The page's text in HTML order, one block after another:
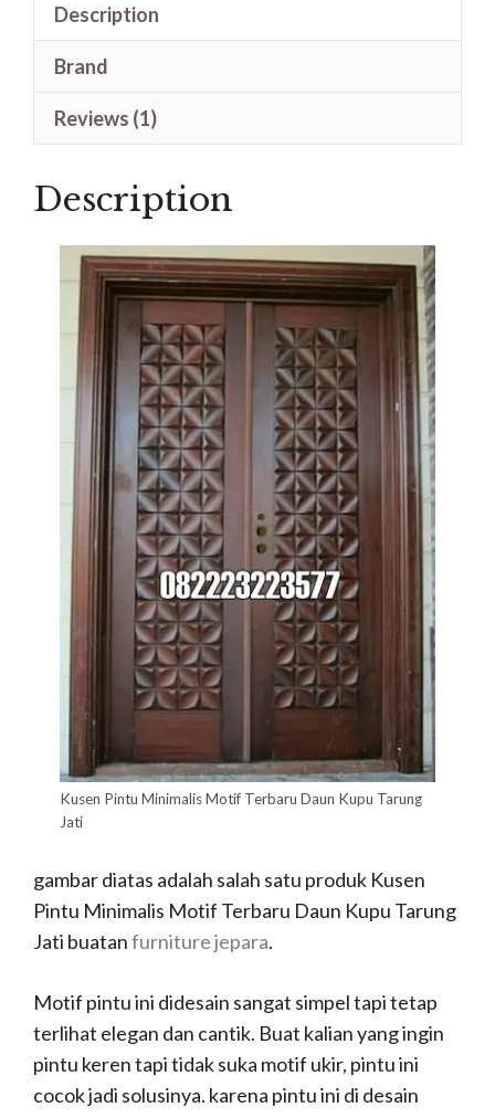
Jati
Description
Brand
Reviews (1)
Description
Kusen Pintu Minimalis Motif Terbaru Daun Kupu Tarung
Jati
gambar diatas adalah salah satu produk Kusen
Pintu Minimalis Motif Terbaru Daun Kupu Tarung
Jati buatanfurniture jepara.
Motif pintu ini didesain sangat simpel tapi tetap
terlihat elegan dan cantik. Buat kalian yang ingin
pintu keren tapi tidak suka motif ukir, pintu ini
cocok jadi solusinya. karena pintu ini di desain